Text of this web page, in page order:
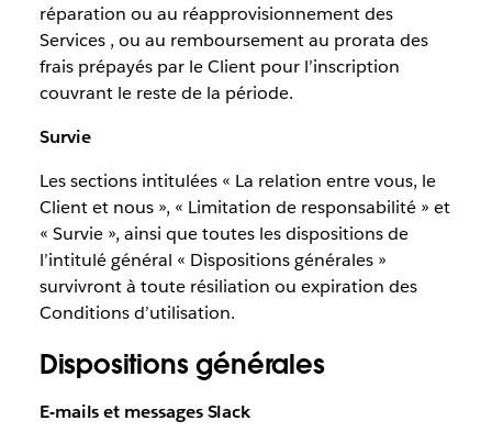
réparation ou au réapprovisionnement des
Services , ou au remboursement au prorata des
frais prépayés par le Client pour l’inscription
couvrant le reste de la période.
Survie
Les sections intitulées « La relation entre vous, le
Client et nous », « Limitation de responsabilité » et
« Survie », ainsi que toutes les dispositions de
l’intitulé général « Dispositions générales »
survivront à toute résiliation ou expiration des
Conditions d’utilisation.
Dispositions générales
E-mails et messages Slack